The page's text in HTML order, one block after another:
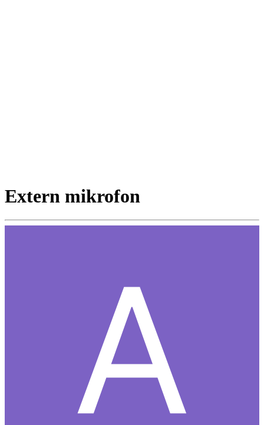
Extern mikrofon